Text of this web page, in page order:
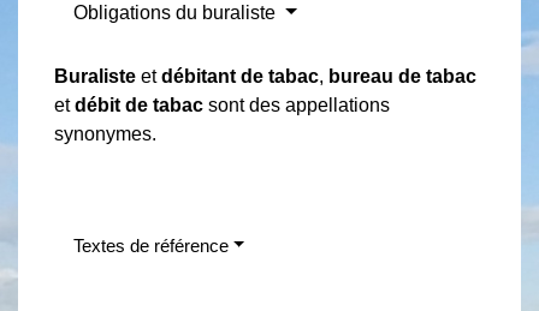
Obligations du buraliste
Buraliste etdébitant de tabac, bureau de tabac
etdébit de tabac sont des appellations
synonymes.
Textes de référence